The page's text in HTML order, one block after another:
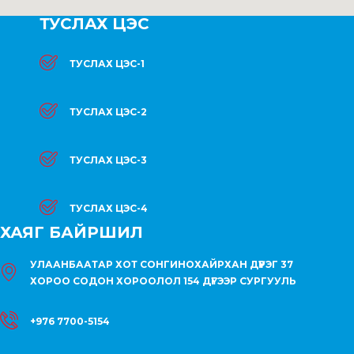
ТУСЛАХ ЦЭС
ТУСЛАХ ЦЭС-1
ТУСЛАХ ЦЭС-2
ТУСЛАХ ЦЭС-3
ТУСЛАХ ЦЭС-4
ХАЯГ БАЙРШИЛ
УЛААНБААТАР ХОТ СОНГИНОХАЙРХАН ДҮҮРЭГ 37
ХОРОО СОДОН ХОРООЛОЛ 154 ДҮГЭЭР СУРГУУЛЬ
+976 7700-5154